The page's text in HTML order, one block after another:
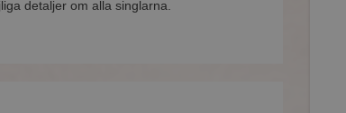
detaljer om alla singlarna.